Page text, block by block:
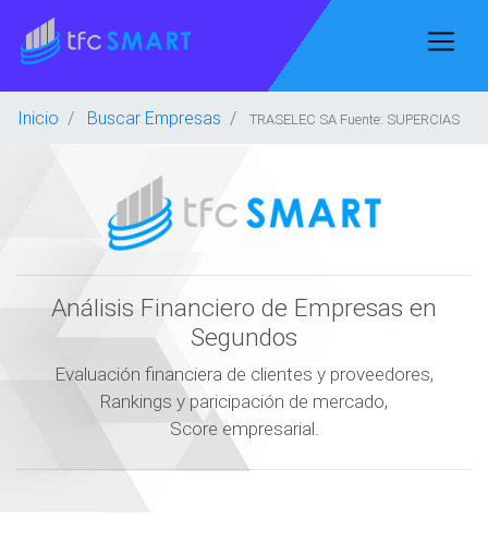
Inicio Buscar Empresas TRASELEC SA Fuente: SUPERCIAS
Análisis Financiero de Empresas en
Segundos
Evaluación financiera de clientes y proveedores,
Rankings y paricipación de mercado,
Score empresarial.